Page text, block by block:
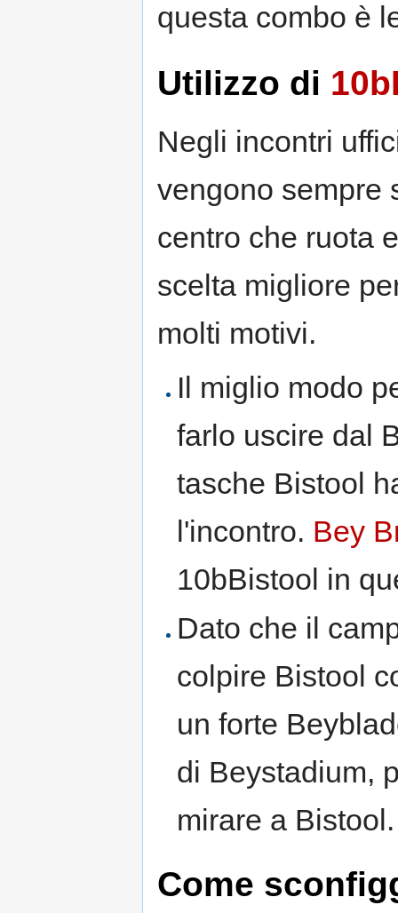
questa combo è
Utilizzo di
Negli incontri
vengono sempre
centro che ruota
scelta migliore
molti motivi.
Il miglio modo
farlo uscire dal
tasche Bistool
l'incontro. Bey
10bBistool in
Dato che il
colpire Bistool
un forte
di Beystadium,
mirare a Bistool.
Come